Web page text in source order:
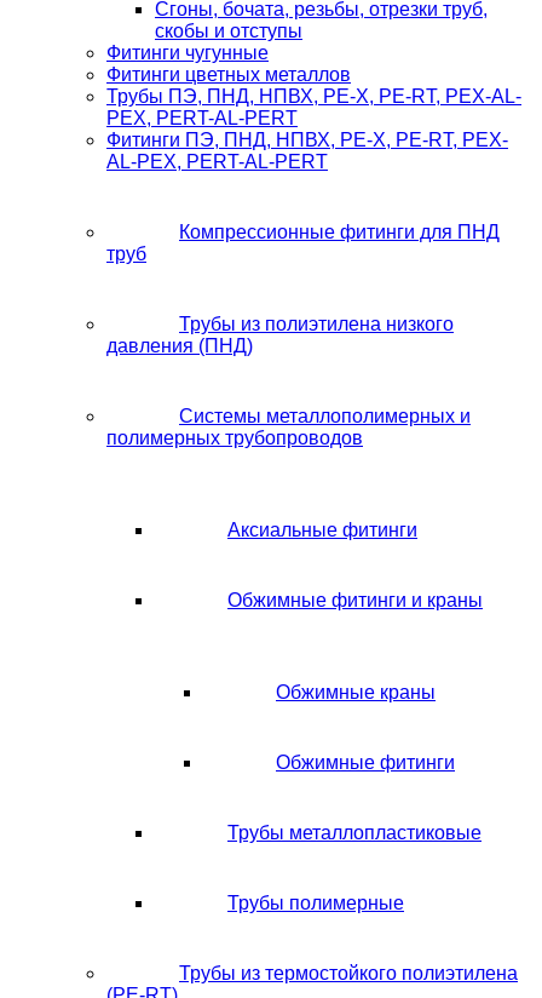
Сгоны, бочата, резьбы, отрезки труб,
скобы и отступы
Фитинги чугунные
Фитинги цветных металлов
Трубы ПЭ, ПНД, НПВХ, PE-X, PE-RT, PEX-AL-
PEX, PERT-AL-PERT
Фитинги ПЭ, ПНД, НПВХ, PE-X, PE-RT, PEX-
AL-PEX, PERT-AL-PERT
Компрессионные фитинги для ПНД
труб
Трубы из полиэтилена низкого
давления (ПНД)
Системы металлополимерных и
полимерных трубопроводов
Аксиальные фитинги
Обжимные фитинги и краны
Обжимные краны
Обжимные фитинги
Трубы металлопластиковые
Трубы полимерные
Трубы из термостойкого полиэтилена